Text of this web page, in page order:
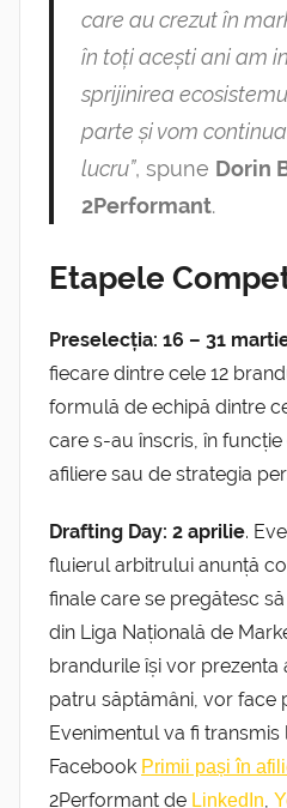
care au crezut în
în toți acești ani am
sprijinirea
parte și vom
lucru”, spune Dorin
2Performant.
Etapele
Preselecția: 16 – 31
fiecare dintre cele 12
formulă de echipă dintre
care s-au înscris, în
afiliere sau de strategia
Drafting Day: 2 aprilie.
fluierul arbitrului anunță
finale care se pregătesc
din Liga Națională de
brandurile își vor prezenta
patru săptămâni, vor face
Evenimentul va fi
Facebook Primii pași în
2Performant de LinkedIn